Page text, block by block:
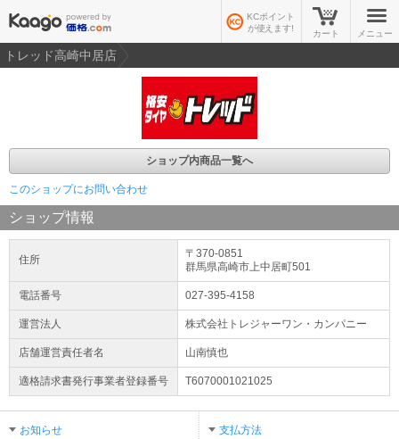
KCポイント
が使えます!
カート メニュー
トレッド高崎中居店
ショップ内商品一覧へ
このショップにお問い合わせ
ショップ情報
住所
〒370-0851
群馬県高崎市上中居町501
電話番号 027-395-4158
運営法人 株式会社トレジャーワン・カンパニー
店舗運営責任者名 山南慎也
適格請求書発行事業者登録番号 T6070001021025
お知らせ 支払方法